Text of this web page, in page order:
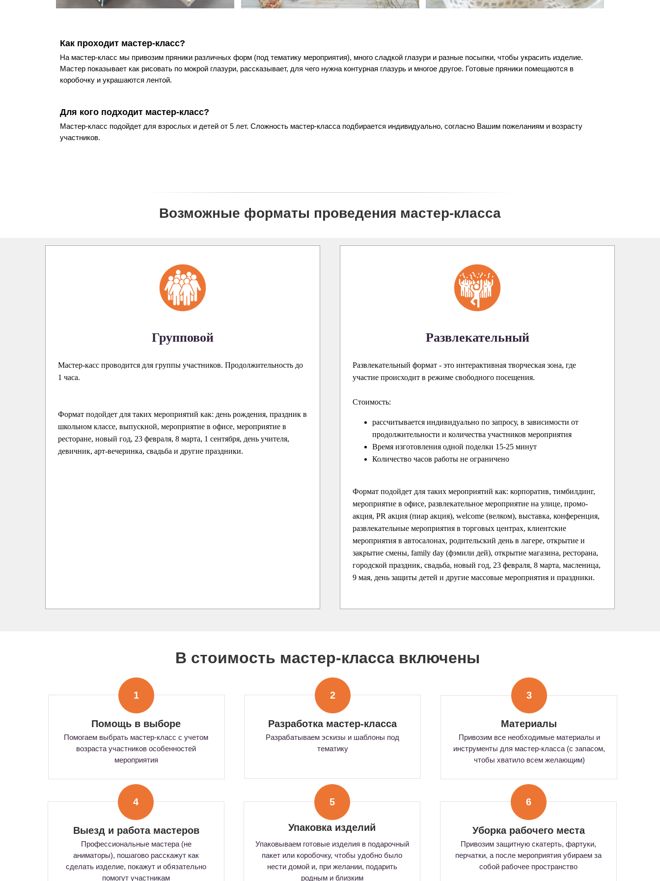
Как проходит мастер-класс?
На мастер-класс мы привозим пряники различных форм (под тематику мероприятия), много сладкой глазури и разные посыпки, чтобы украсить изделие.
Мастер показывает как рисовать по мокрой глазури, рассказывает, для чего нужна контурная глазурь и многое другое. Готовые пряники помещаются в
коробочку и украшаются лентой.
Для кого подходит мастер-класс?
Мастер-класс подойдет для взрослых и детей от 5 лет. Сложность мастер-класса подбирается индивидуально, согласно Вашим пожеланиям и возрасту
участников.
Возможные форматы проведения мастер-класса
Групповой
Мастер-касс проводится для группы участников. Продолжительность до
1 часа.
Формат подойдет для таких мероприятий как: день рождения, праздник в
школьном классе, выпускной, мероприятие в офисе, мероприятие в
ресторане, новый год, 23 февраля, 8 марта, 1 сентября, день учителя,
девичник, арт-вечеринка, свадьба и другие праздники.
Развлекательный
Развлекательный формат - это интерактивная творческая зона, где
участие происходит в режиме свободного посещения.
Стоимость:
рассчитывается индивидуально по запросу, в зависимости от
продолжительности и количества участников мероприятия
Время изготовления одной поделки 15-25 минут
Количество часов работы не ограничено
Формат подойдет для таких мероприятий как: корпоратив, тимбилдинг,
мероприятие в офисе, развлекательное мероприятие на улице, промо-
акция, PR акция (пиар акция), welcome (велком), выставка, конференция,
развлекательные мероприятия в торговых центрах, клиентские
мероприятия в автосалонах, родительский день в лагере, открытие и
закрытие смены, family day (фэмили дей), открытие магазина, ресторана,
городской праздник, свадьба, новый год, 23 февраля, 8 марта, масленица,
9 мая, день защиты детей и другие массовые мероприятия и праздники.
Помощь в выборе
В стоимость мастер-класса включены
Помогаем выбрать мастер-класс с учетом
возраста участников особенностей
мероприятия
1
Разработка мастер-класса
Разрабатываем эскизы и шаблоны под
тематику
2
Материалы
Привозим все необходимые материалы и
инструменты для мастер-класса (с запасом,
чтобы хватило всем желающим)
3
Выезд и работа мастеров
Профессиональные мастера (не
аниматоры), пошагово расскажут как
сделать изделие, покажут и обязательно
помогут участникам
4
Упаковка изделий
Упаковываем готовые изделия в подарочный
пакет или коробочку, чтобы удобно было
нести домой и, при желании, подарить
родным и близким
5
Уборка рабочего места
Привозим защитную скатерть, фартуки,
перчатки, а после мероприятия убираем за
собой рабочее пространство
6